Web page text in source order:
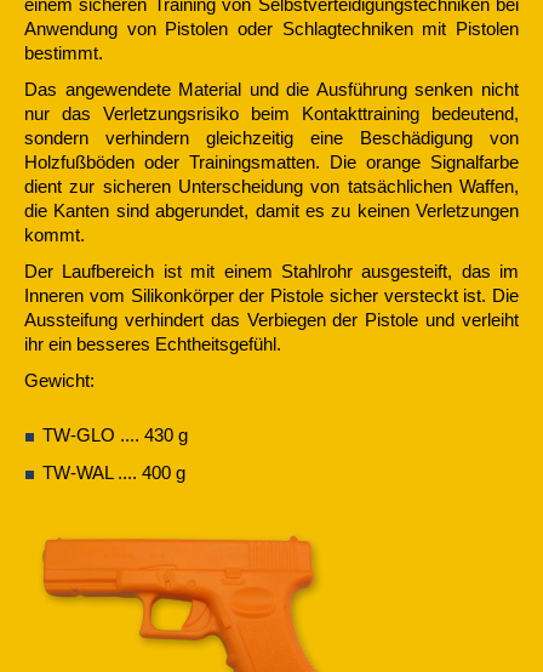
einem sicheren Training von Selbstverteidigungstechniken bei
Anwendung von Pistolen oder Schlagtechniken mit Pistolen
bestimmt.
Das angewendete Material und die Ausführung senken nicht
nur das Verletzungsrisiko beim Kontakttraining bedeutend,
sondern verhindern gleichzeitig eine Beschädigung von
Holzfußböden oder Trainingsmatten. Die orange Signalfarbe
dient zur sicheren Unterscheidung von tatsächlichen Waffen,
die Kanten sind abgerundet, damit es zu keinen Verletzungen
kommt.
Der Laufbereich ist mit einem Stahlrohr ausgesteift, das im
Inneren vom Silikonkörper der Pistole sicher versteckt ist. Die
Aussteifung verhindert das Verbiegen der Pistole und verleiht
ihr ein besseres Echtheitsgefühl.
Gewicht:
TW-GLO .... 430 g
TW-WAL .... 400 g